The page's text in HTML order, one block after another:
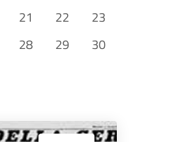
21 22
23
28 29
30